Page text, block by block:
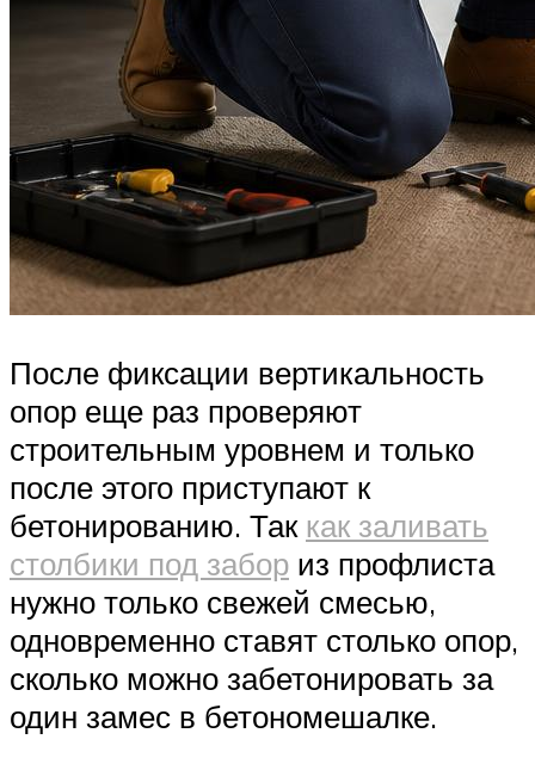
После фиксации вертикальность
опор еще раз проверяют
строительным уровнем и только
после этого приступают к
бетонированию. Так как заливать
столбики под забор из профлиста
нужно только свежей смесью,
одновременно ставят столько опор,
сколько можно забетонировать за
один замес в бетономешалке.